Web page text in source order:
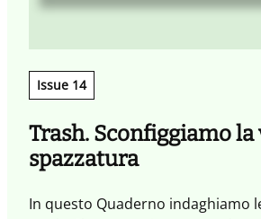
Issue 14
Trash. Sconfiggiamo
spazzatura
In questo Quaderno indaghiamo